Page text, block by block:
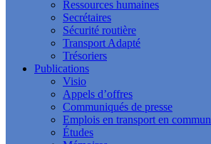
Ressources humaines
Secrétaires
Sécurité routière
Transport Adapté
Trésoriers
Publications
Visio
Appels d’offres
Communiqués de presse
Emplois en transport en commun
Études